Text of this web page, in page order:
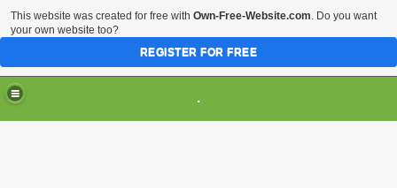
.
This website was created for free with Own-Free-Website.com. Do you want
your own website too?
REGISTER FOR FREE